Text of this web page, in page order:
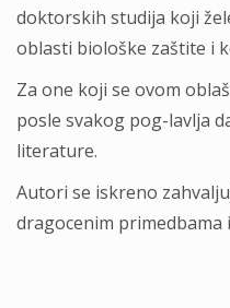
doktorskih studija koji
oblasti biološke zaštite i
Za one koji se ovom
posle svakog pog-lavlja
literature.
Autori se iskreno
dragocenim primedbama